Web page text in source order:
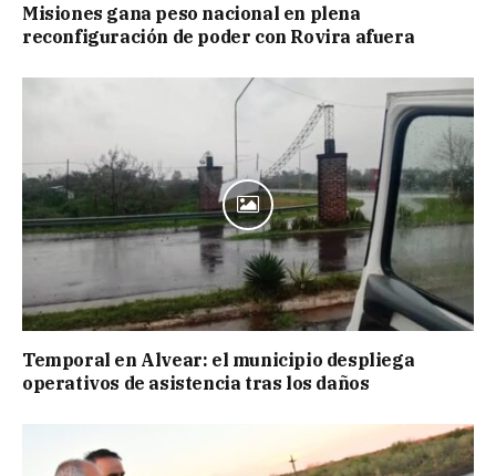
Misiones gana peso nacional en plena
reconfiguración de poder con Rovira afuera
Temporal en Alvear: el municipio despliega
operativos de asistencia tras los daños